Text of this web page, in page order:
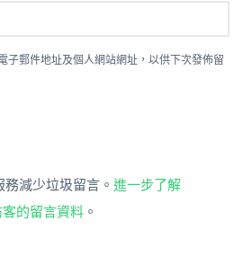
子郵件地址及個人網站網址，以供下次發佈留
減少垃圾留言。 進一步了解
的留言資料 。